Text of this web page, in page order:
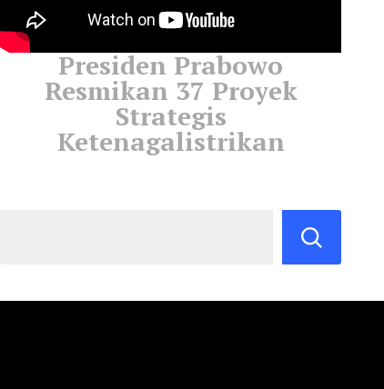
Presiden Prabowo
Resmikan 37 Proyek
Strategis
Ketenagalistrikan